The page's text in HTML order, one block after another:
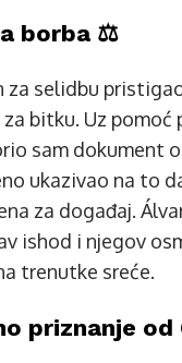
borba ⚖️
za selidbu
za bitku. Uz pomoć
sam dokument
ukazivao na to
za događaj.
ishod i njegov
trenutke sreće.
priznanje od